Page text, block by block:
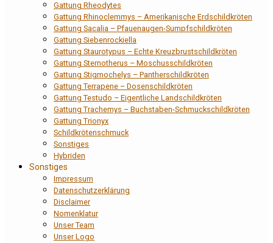
Gattung Rheodytes
Gattung Rhinoclemmys – Amerikanische Erdschildkröten
Gattung Sacalia – Pfauenaugen-Sumpfschildkröten
Gattung Siebenrockiella
Gattung Staurotypus – Echte Kreuzbrustschildkröten
Gattung Sternotherus – Moschusschildkröten
Gattung Stigmochelys – Pantherschildkröten
Gattung Terrapene – Dosenschildkröten
Gattung Testudo – Eigentliche Landschildkröten
Gattung Trachemys – Buchstaben-Schmuckschildkröten
Gattung Trionyx
Schildkrötenschmuck
Sonstiges
Hybriden
Sonstiges
Impressum
Datenschutzerklärung
Disclaimer
Nomenklatur
Unser Team
Unser Logo